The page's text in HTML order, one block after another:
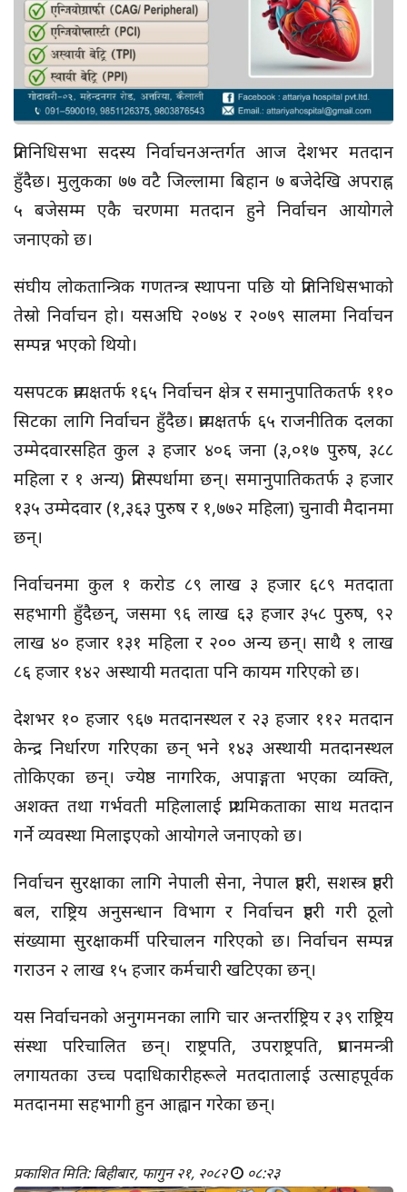
प्रतिनिधिसभा सदस्य निर्वाचनअन्तर्गत आज देशभर मतदान
हुँदैछ। मुलुकका ७७ वटै जिल्लामा बिहान ७ बजेदेखि अपराह्न
५ बजेसम्म एकै चरणमा मतदान हुने निर्वाचन आयोगले
जनाएको छ।
संघीय लोकतान्त्रिक गणतन्त्र स्थापना पछि यो प्रतिनिधिसभाको
तेस्रो निर्वाचन हो। यसअघि २०७४ र २०७९ सालमा निर्वाचन
सम्पन्न भएको थियो।
यसपटक प्रत्यक्षतर्फ १६५ निर्वाचन क्षेत्र र समानुपातिकतर्फ ११०
सिटका लागि निर्वाचन हुँदैछ। प्रत्यक्षतर्फ ६५ राजनीतिक दलका
उम्मेदवारसहित कुल ३ हजार ४०६ जना (३,०१७ पुरुष, ३८८
महिला र १ अन्य) प्रतिस्पर्धामा छन्। समानुपातिकतर्फ ३ हजार
१३५ उम्मेदवार (१,३६३ पुरुष र १,७७२ महिला) चुनावी मैदानमा
छन्।
निर्वाचनमा कुल १ करोड ८९ लाख ३ हजार ६८९ मतदाता
सहभागी हुँदैछन्, जसमा ९६ लाख ६३ हजार ३५८ पुरुष, ९२
लाख ४० हजार १३१ महिला र २०० अन्य छन्। साथै १ लाख
८६ हजार १४२ अस्थायी मतदाता पनि कायम गरिएको छ।
देशभर १० हजार ९६७ मतदानस्थल र २३ हजार ११२ मतदान
केन्द्र निर्धारण गरिएका छन् भने १४३ अस्थायी मतदानस्थल
तोकिएका छन्। ज्येष्ठ नागरिक, अपाङ्गता भएका व्यक्ति,
अशक्त तथा गर्भवती महिलालाई प्राथमिकताका साथ मतदान
गर्ने व्यवस्था मिलाइएको आयोगले जनाएको छ।
निर्वाचन सुरक्षाका लागि नेपाली सेना, नेपाल प्रहरी, सशस्त्र प्रहरी
बल, राष्ट्रिय अनुसन्धान विभाग र निर्वाचन प्रहरी गरी ठूलो
संख्यामा सुरक्षाकर्मी परिचालन गरिएको छ। निर्वाचन सम्पन्न
गराउन २ लाख १५ हजार कर्मचारी खटिएका छन्।
यस निर्वाचनको अनुगमनका लागि चार अन्तर्राष्ट्रिय र ३९ राष्ट्रिय
संस्था परिचालित छन्। राष्ट्रपति, उपराष्ट्रपति, प्रधानमन्त्री
लगायतका उच्च पदाधिकारीहरूले मतदातालाई उत्साहपूर्वक
मतदानमा सहभागी हुन आह्वान गरेका छन्।
प्रकाशित मिति: बिहीबार, फागुन २१, २०८२ ०८:२३